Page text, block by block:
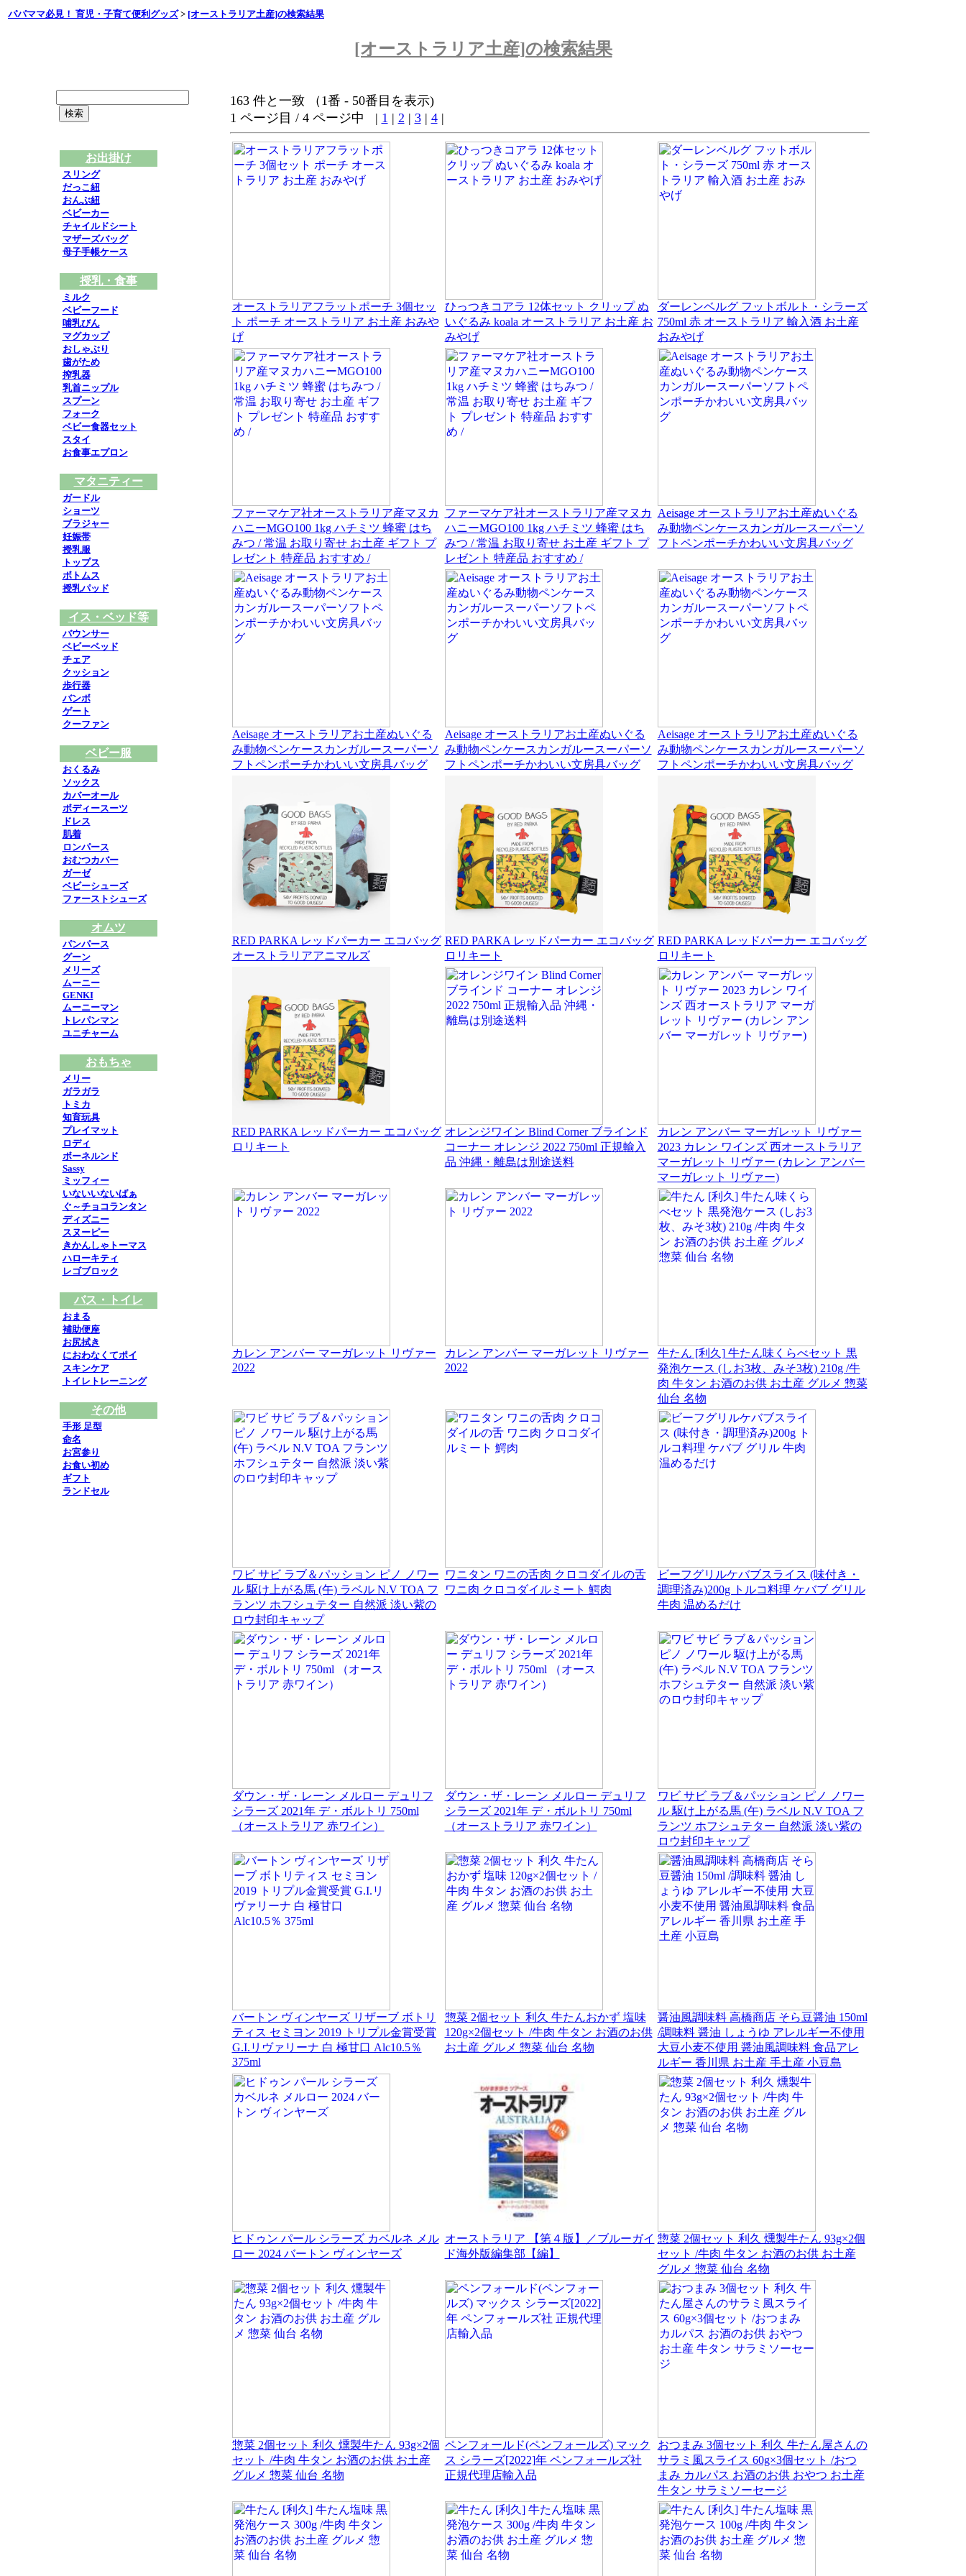
パパママ必見！ 育児・子育て便利グッズ> [オーストラリア土産]の検索結果
[オーストラリア土産]の検索結果
お出掛け
スリング
だっこ紐
おんぶ紐
ベビーカー
チャイルドシート
マザーズバッグ
母子手帳ケース
授乳・食事
ミルク
ベビーフード
哺乳びん
マグカップ
おしゃぶり
歯がため
搾乳器
乳首ニップル
スプーン
フォーク
ベビー食器セット
スタイ
お食事エプロン
マタニティー
ガードル
ショーツ
ブラジャー
妊娠帯
授乳服
トップス
ボトムス
授乳パッド
イス・ベッド等
バウンサー
ベビーベッド
チェア
クッション
歩行器
バンボ
ゲート
クーファン
ベビー服
おくるみ
ソックス
カバーオール
ボディースーツ
ドレス
肌着
ロンパース
おむつカバー
ガーゼ
ベビーシューズ
ファーストシューズ
オムツ
パンパース
グーン
メリーズ
ムーニー
GENKI
ムーニーマン
トレパンマン
ユニチャーム
おもちゃ
メリー
ガラガラ
トミカ
知育玩具
プレイマット
ロディ
ボーネルンド
Sassy
ミッフィー
いないいないばぁ
ぐ～チョコランタン
ディズニー
スヌーピー
きかんしゃトーマス
ハローキティ
レゴブロック
バス・トイレ
おまる
補助便座
お尻拭き
におわなくてポイ
スキンケア
トイレトレーニング
その他
手形 足型
命名
お宮参り
お食い初め
ギフト
ランドセル
163 件と一致 （1番 - 50番目を表示)
1 ページ目 / 4 ページ中 | 1 | 2 | 3| 4|
オーストラリアフラットポーチ 3個セッ
ト ポーチ オーストラリア お土産 おみや
げ
ひっつきコアラ 12体セット クリップ ぬ
いぐるみ koala オーストラリア お土産 お
みやげ
ダーレンベルグ フットボルト・シラーズ
750ml 赤 オーストラリア 輸入酒 お土産
おみやげ
ファーマケア社オーストラリア産マヌカ
ハニーMGO100 1kg ハチミツ 蜂蜜 はち
みつ / 常温 お取り寄せ お土産 ギフト プ
レゼント 特産品 おすすめ /
ファーマケア社オーストラリア産マヌカ
ハニーMGO100 1kg ハチミツ 蜂蜜 はち
みつ / 常温 お取り寄せ お土産 ギフト プ
レゼント 特産品 おすすめ /
Aeisage オーストラリアお土産ぬいぐる
み動物ペンケースカンガルースーパーソ
フトペンポーチかわいい文房具バッグ
Aeisage オーストラリアお土産ぬいぐる
み動物ペンケースカンガルースーパーソ
フトペンポーチかわいい文房具バッグ
Aeisage オーストラリアお土産ぬいぐる
み動物ペンケースカンガルースーパーソ
フトペンポーチかわいい文房具バッグ
Aeisage オーストラリアお土産ぬいぐる
み動物ペンケースカンガルースーパーソ
フトペンポーチかわいい文房具バッグ
RED PARKA レッドパーカー エコバッグ
オーストラリアアニマルズ
RED PARKA レッドパーカー エコバッグ
ロリキート
RED PARKA レッドパーカー エコバッグ
ロリキート
RED PARKA レッドパーカー エコバッグ
ロリキート
オレンジワイン Blind Corner ブラインド
コーナー オレンジ 2022 750ml 正規輸入
品 沖縄・離島は別途送料
カレン アンバー マーガレット リヴァー
2023 カレン ワインズ 西オーストラリア
マーガレット リヴァー (カレン アンバー
マーガレット リヴァー)
カレン アンバー マーガレット リヴァー
2022
カレン アンバー マーガレット リヴァー
2022
牛たん [利久] 牛たん味くらべセット 黒
発泡ケース (しお3枚、みそ3枚) 210g /牛
肉 牛タン お酒のお供 お土産 グルメ 惣菜
仙台 名物
ワビ サビ ラブ＆パッション ピノ ノワー
ル 駆け上がる馬 (午) ラベル N.V TOA フ
ランツ ホフシュテター 自然派 淡い紫の
ロウ封印キャップ
ワニタン ワニの舌肉 クロコダイルの舌
ワニ肉 クロコダイルミート 鰐肉
ビーフグリルケバブスライス (味付き・
調理済み)200g トルコ料理 ケバブ グリル
牛肉 温めるだけ
ダウン・ザ・レーン メルロー デュリフ
シラーズ 2021年 デ・ボルトリ 750ml
（オーストラリア 赤ワイン）
ダウン・ザ・レーン メルロー デュリフ
シラーズ 2021年 デ・ボルトリ 750ml
（オーストラリア 赤ワイン）
ワビ サビ ラブ＆パッション ピノ ノワー
ル 駆け上がる馬 (午) ラベル N.V TOA フ
ランツ ホフシュテター 自然派 淡い紫の
ロウ封印キャップ
バートン ヴィンヤーズ リザーブ ボトリ
ティス セミヨン 2019 トリプル金賞受賞
G.I.リヴァリーナ 白 極甘口 Alc10.5％
375ml
惣菜 2個セット 利久 牛たんおかず 塩味
120g×2個セット /牛肉 牛タン お酒のお供
お土産 グルメ 惣菜 仙台 名物
醤油風調味料 高橋商店 そら豆醤油 150ml
/調味料 醤油 しょうゆ アレルギー不使用
大豆小麦不使用 醤油風調味料 食品アレ
ルギー 香川県 お土産 手土産 小豆島
ヒドゥン パール シラーズ カベルネ メル
ロー 2024 バートン ヴィンヤーズ
オーストラリア 【第４版】／ブルーガイ
ド海外版編集部【編】
惣菜 2個セット 利久 燻製牛たん 93g×2個
セット /牛肉 牛タン お酒のお供 お土産
グルメ 惣菜 仙台 名物
惣菜 2個セット 利久 燻製牛たん 93g×2個
セット /牛肉 牛タン お酒のお供 お土産
グルメ 惣菜 仙台 名物
ペンフォールド(ペンフォールズ) マック
ス シラーズ[2022]年 ペンフォールズ社
正規代理店輸入品
おつまみ 3個セット 利久 牛たん屋さんの
サラミ風スライス 60g×3個セット /おつ
まみ カルパス お酒のお供 おやつ お土産
牛タン サラミソーセージ